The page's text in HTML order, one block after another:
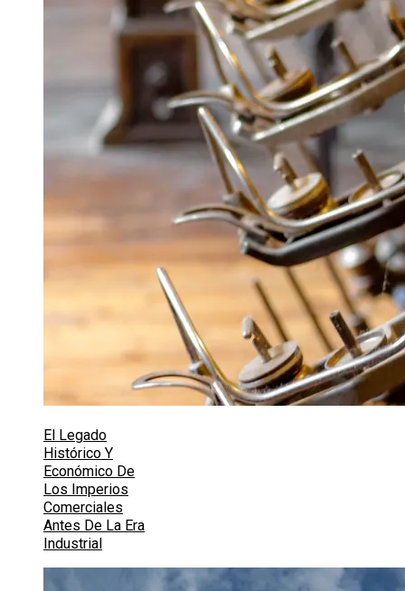
El Legado
Histórico Y
Económico De
Los Imperios
Comerciales
Antes De La Era
Industrial